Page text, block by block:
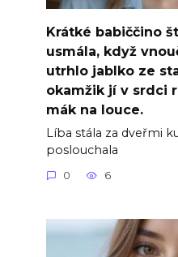
Krátké babiččino
usmála, když
utrhlo jablko ze
okamžik jí v srdci
mák na louce.
Líba stála za dveřmi
poslouchala
0 6